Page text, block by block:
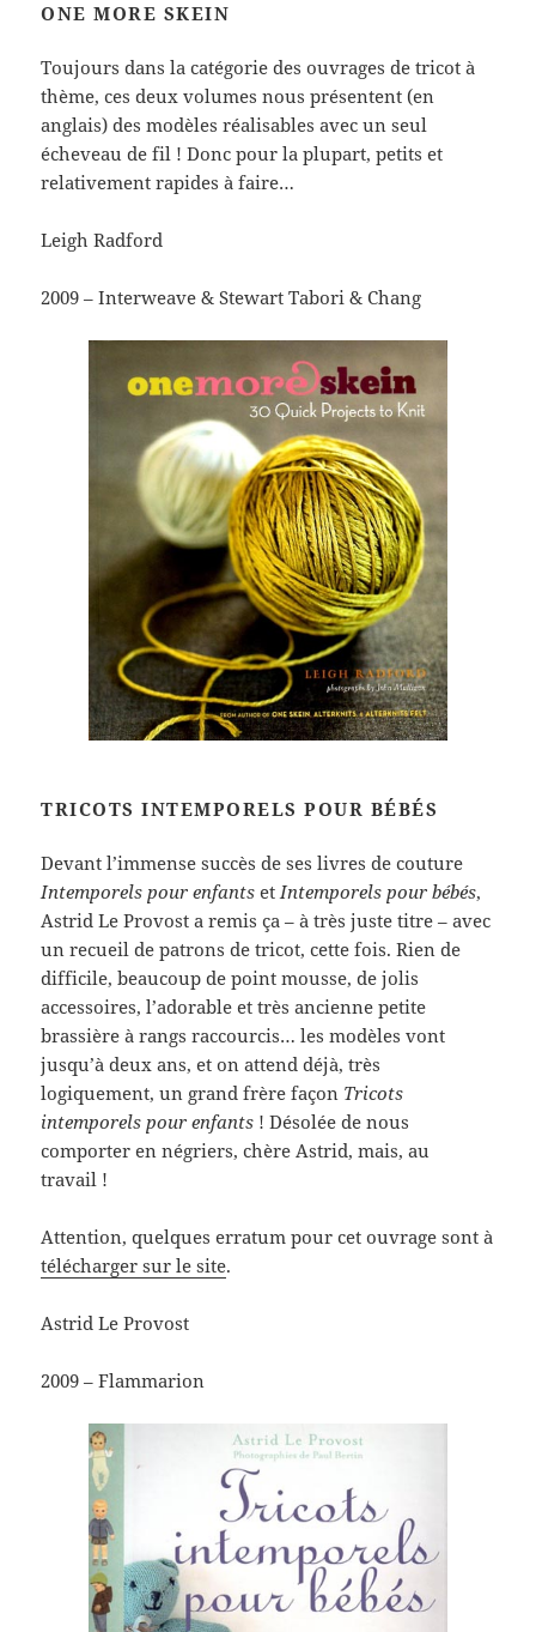
ONE MORE SKEIN
Toujours dans la catégorie des ouvrages de tricot à
thème, ces deux volumes nous présentent (en
anglais) des modèles réalisables avec un seul
écheveau de fil ! Donc pour la plupart, petits et
relativement rapides à faire…
Leigh Radford
2009 – Interweave & Stewart Tabori & Chang
TRICOTS INTEMPORELS POUR BÉBÉS
Devant l’immense succès de ses livres de couture
Intemporels pour enfants et Intemporels pour bébés,
Astrid Le Provost a remis ça – à très juste titre – avec
un recueil de patrons de tricot, cette fois. Rien de
difficile, beaucoup de point mousse, de jolis
accessoires, l’adorable et très ancienne petite
brassière à rangs raccourcis… les modèles vont
jusqu’à deux ans, et on attend déjà, très
logiquement, un grand frère façon Tricots
intemporels pour enfants ! Désolée de nous
comporter en négriers, chère Astrid, mais, au
travail !
Attention, quelques erratum pour cet ouvrage sont à
télécharger sur le site.
Astrid Le Provost
2009 – Flammarion